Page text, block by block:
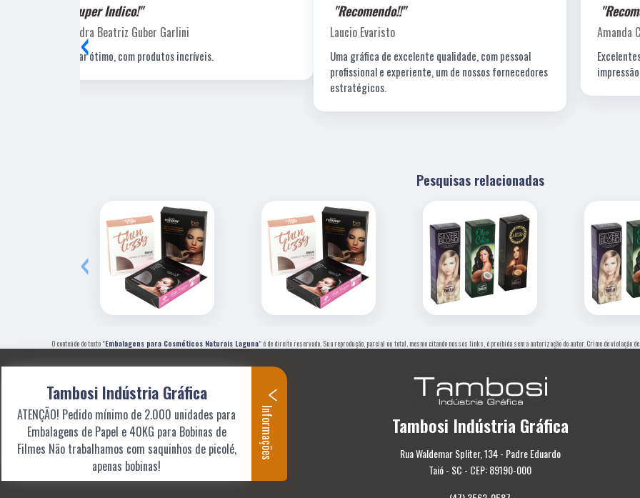
"Recomendo!!"
Laucio Evaristo
Uma gráfica de excelente qualidade, com pessoal
"Recomendo!!"
Amanda C. T. Lewin
Excelentes profissionais de criação, fotografia e a
impressão é impecável!
‹
Pesquisas relacionadas
‹
O conteúdo do texto "Embalagens para Cosméticos Naturais Laguna" é de direito reservado. Sua reprodução, parcial ou total, mesmo citando nossos links, é proibida sem a autorização do autor. Crime de violação
Tambosi Indústria Gráfica
Rua Waldemar Spliter, 134 - Padre Eduardo
Taió - SC - CEP: 89190-000
Tambosi Indústria Gráfica
ATENÇÃO! Pedido mínimo de 2.000 unidades para
Embalagens de Papel e 40KG para Bobinas de
Filmes Não trabalhamos com saquinhos de picolé,
apenas bobinas!
Informações